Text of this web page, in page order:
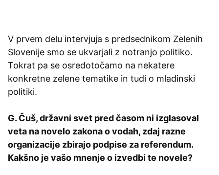
V prvem delu intervjuja s predsednikom Zelenih
Slovenije smo se ukvarjali z notranjo politiko.
Tokrat pa se osredotočamo na nekatere
konkretne zelene tematike in tudi o mladinski
politiki.
G. Čuš, državni svet pred časom ni izglasoval
veta na novelo zakona o vodah, zdaj razne
organizacije zbirajo podpise za referendum.
Kakšno je vašo mnenje o izvedbi te novele?